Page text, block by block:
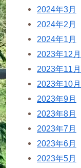
2024年3月
2024年2月
2024年1月
2023年12月
2023年11月
2023年10月
2023年9月
2023年8月
2023年7月
2023年6月
2023年5月